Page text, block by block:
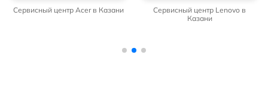
Сервисный центр Acer в Казани
Сервисный центр Lenovo в
Казани